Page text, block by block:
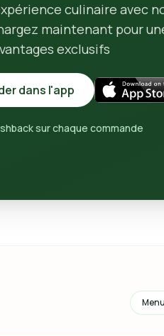
culinaire avec
maintenant pour
exclusifs
dans l'app
sur chaque commande